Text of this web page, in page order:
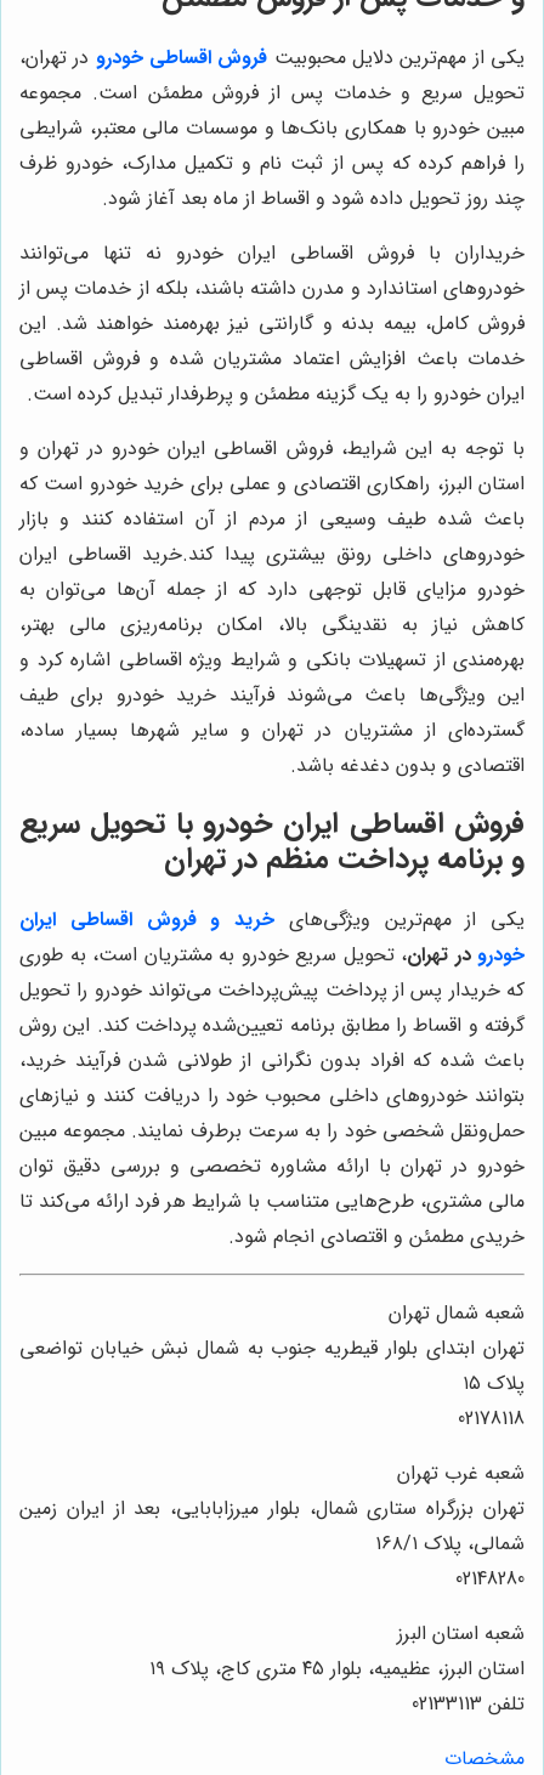
یکی از مهم‌ترین دلایل محبوبیت فروش اقساطی خودرو در تهران،
تحویل سریع و خدمات پس از فروش مطمئن است. مجموعه
مبین خودرو با همکاری بانک‌ها و موسسات مالی معتبر، شرایطی
را فراهم کرده که پس از ثبت نام و تکمیل مدارک، خودرو ظرف
چند روز تحویل داده شود و اقساط از ماه بعد آغاز شود.
خریداران با فروش اقساطی ایران خودرو نه تنها می‌توانند
خودروهای استاندارد و مدرن داشته باشند، بلکه از خدمات پس از
فروش کامل، بیمه بدنه و گارانتی نیز بهره‌مند خواهند شد. این
خدمات باعث افزایش اعتماد مشتریان شده و فروش اقساطی
ایران خودرو را به یک گزینه مطمئن و پرطرفدار تبدیل کرده است.
با توجه به این شرایط، فروش اقساطی ایران خودرو در تهران و
استان البرز، راهکاری اقتصادی و عملی برای خرید خودرو است که
باعث شده طیف وسیعی از مردم از آن استفاده کنند و بازار
خودروهای داخلی رونق بیشتری پیدا کند.خرید اقساطی ایران
خودرو مزایای قابل توجهی دارد که از جمله آن‌ها می‌توان به
کاهش نیاز به نقدینگی بالا، امکان برنامه‌ریزی مالی بهتر،
بهره‌مندی از تسهیلات بانکی و شرایط ویژه اقساطی اشاره کرد و
این ویژگی‌ها باعث می‌شوند فرآیند خرید خودرو برای طیف
گسترده‌ای از مشتریان در تهران و سایر شهرها بسیار ساده،
اقتصادی و بدون دغدغه باشد.
فروش اقساطی ایران خودرو با تحویل سریع
و برنامه پرداخت منظم در تهران
یکی از مهم‌ترین ویژگی‌های خرید و فروش اقساطی ایران
خودرو در تهران، تحویل سریع خودرو به مشتریان است، به طوری
که خریدار پس از پرداخت پیش‌پرداخت می‌تواند خودرو را تحویل
گرفته و اقساط را مطابق برنامه تعیین‌شده پرداخت کند. این روش
باعث شده که افراد بدون نگرانی از طولانی شدن فرآیند خرید،
بتوانند خودروهای داخلی محبوب خود را دریافت کنند و نیازهای
حمل‌ونقل شخصی خود را به سرعت برطرف نمایند. مجموعه مبین
خودرو در تهران با ارائه مشاوره تخصصی و بررسی دقیق توان
مالی مشتری، طرح‌هایی متناسب با شرایط هر فرد ارائه می‌کند تا
خریدی مطمئن و اقتصادی انجام شود.
شعبه شمال تهران
تهران ابتدای بلوار قیطریه جنوب به شمال نبش خیابان تواضعی
پلاک ۱۵
02178118
شعبه غرب تهران
تهران بزرگراه ستاری شمال، بلوار میرزابابایی، بعد از ایران زمین
شمالی، پلاک ۱۶۸/۱
02148280
شعبه استان البرز
استان البرز، عظیمیه، بلوار ۴۵ متری کاج، پلاک ۱۹
تلفن 02133113
مشخصات